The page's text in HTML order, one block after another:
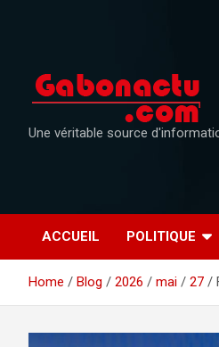
Une véritable source
ACCUEIL POLITIQUE
Home Blog 2026 mai 27